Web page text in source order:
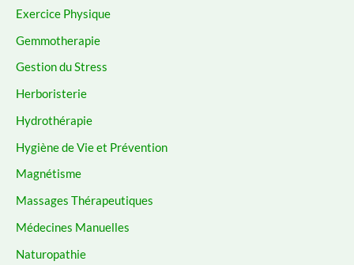
Exercice Physique
Gemmotherapie
Gestion du Stress
Herboristerie
Hydrothérapie
Hygiène de Vie et Prévention
Magnétisme
Massages Thérapeutiques
Médecines Manuelles
Naturopathie